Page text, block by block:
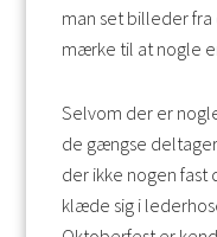
man set billeder
mærke til at nogle
Selvom der er
de gængse
der ikke nogen fast
klæde sig i